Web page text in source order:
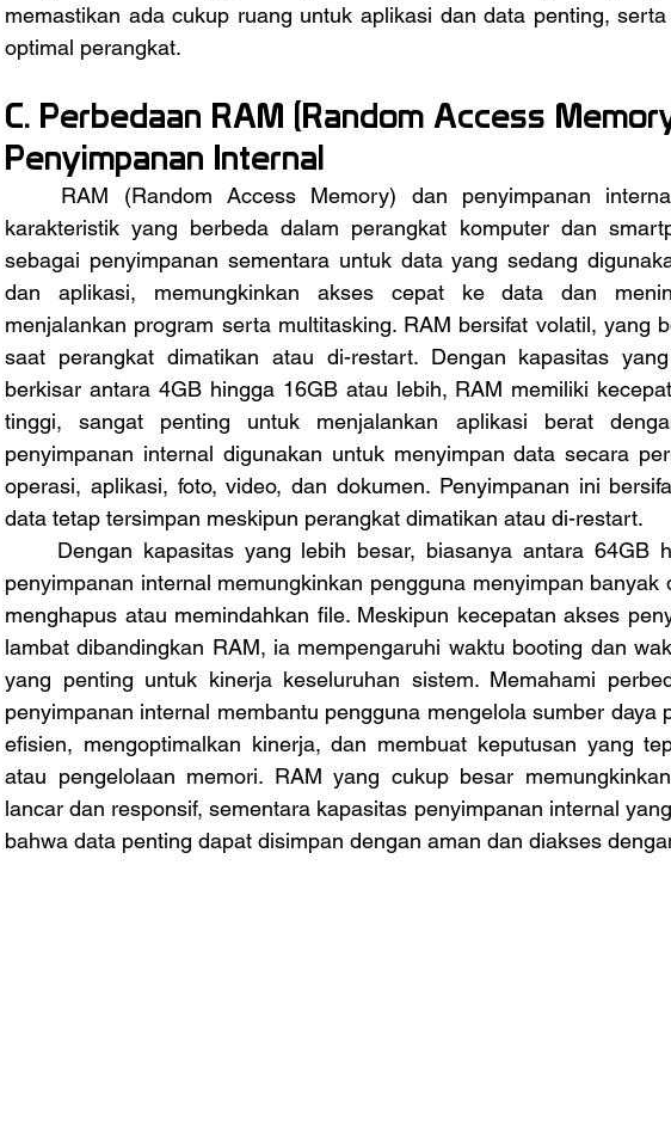
memastikan ada cukup ruang untuk aplikasi dan data penting,
optimal perangkat.
C. Perbedaan RAM (Random Access
Penyimpanan Internal
karakteristik yang berbeda dalam perangkat komputer dan
sebagai penyimpanan sementara untuk data yang sedang
dan aplikasi, memungkinkan akses cepat ke data dan
menjalankan program serta multitasking. RAM bersifat volatil, yang
saat perangkat dimatikan atau di-restart. Dengan kapasitas
berkisar antara 4GB hingga 16GB atau lebih, RAM memiliki
tinggi, sangat penting untuk menjalankan aplikasi berat
penyimpanan internal digunakan untuk menyimpan data secara
operasi, aplikasi, foto, video, dan dokumen. Penyimpanan ini
data tetap tersimpan meskipun perangkat dimatikan atau di-restart.
penyimpanan internal memungkinkan pengguna menyimpan banyak
menghapus atau memindahkan file. Meskipun kecepatan akses
lambat dibandingkan RAM, ia mempengaruhi waktu booting dan
yang penting untuk kinerja keseluruhan sistem. Memahami
penyimpanan internal membantu pengguna mengelola sumber daya
efisien, mengoptimalkan kinerja, dan membuat keputusan yang
atau pengelolaan memori. RAM yang cukup besar
lancar dan responsif, sementara kapasitas penyimpanan internal
bahwa data penting dapat disimpan dengan aman dan diakses